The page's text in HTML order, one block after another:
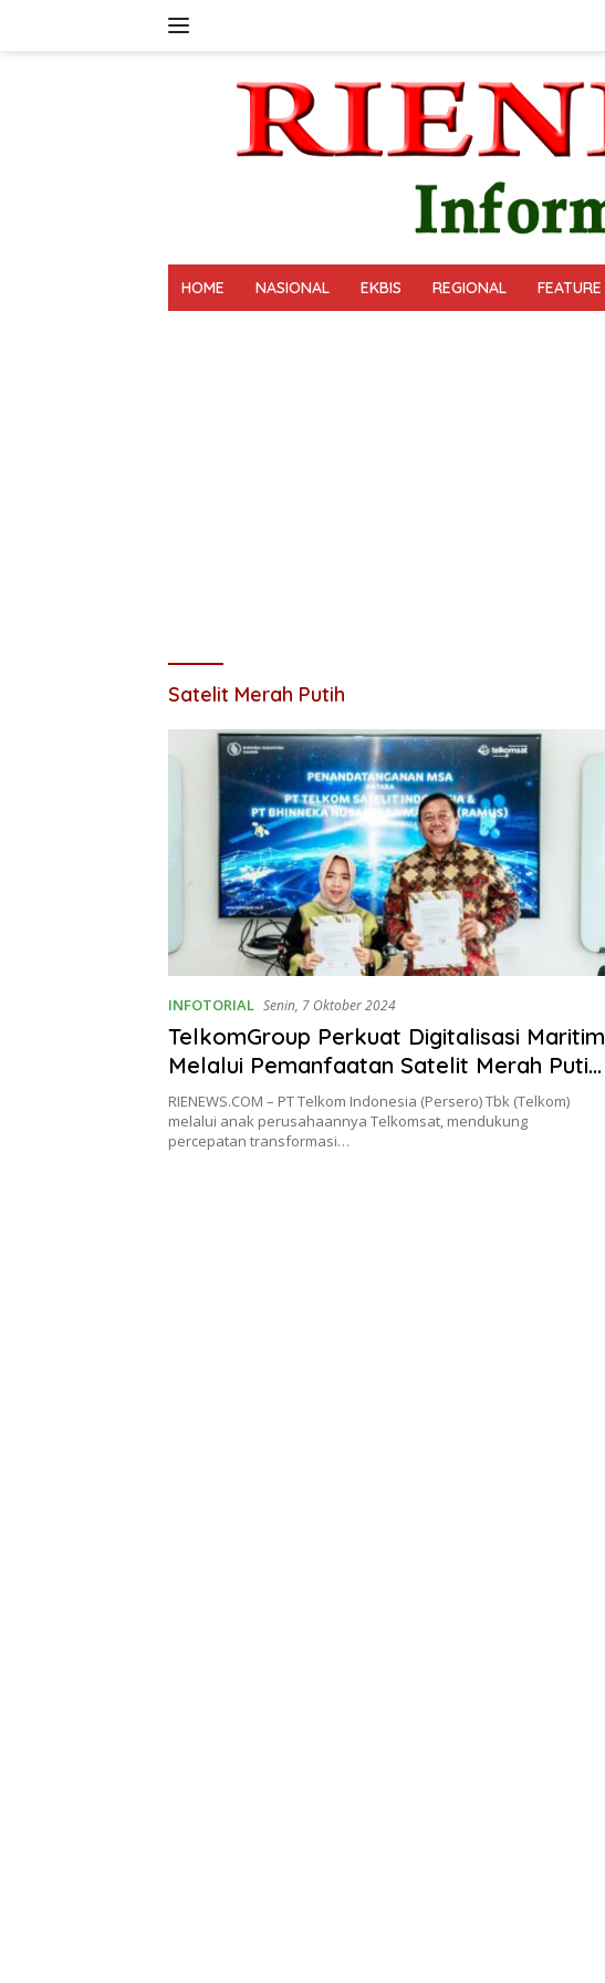
HOME NASIONAL EKBIS REGIONAL FEATURE
Satelit Merah Putih
INFOTORIAL Senin, 7 Oktober 2024
TelkomGroup Perkuat Digitalisasi Maritim
Melalui Pemanfaatan Satelit Merah Putih
2
RIENEWS.COM – PT Telkom Indonesia (Persero) Tbk (Telkom)
melalui anak perusahaannya Telkomsat, mendukung
percepatan transformasi…